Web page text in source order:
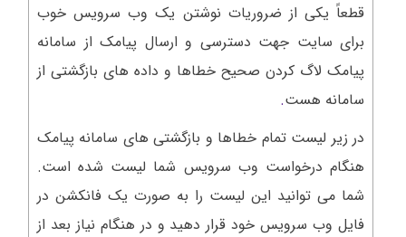
قطعاً یکی از ضروریات نوشتن یک وب سرویس خوب
برای سایت جهت دسترسی و ارسال پیامک از سامانه
پیامک لاگ کردن صحیح خطاها و داده های بازگشتی از
سامانه هست.
در زیر لیست تمام خطاها و بازگشتی های سامانه پیامک
هنگام درخواست وب سرویس شما لیست شده است.
شما می توانید این لیست را به صورت یک فانکشن در
فایل وب سرویس خود قرار دهید و در هنگام نیاز بعد از